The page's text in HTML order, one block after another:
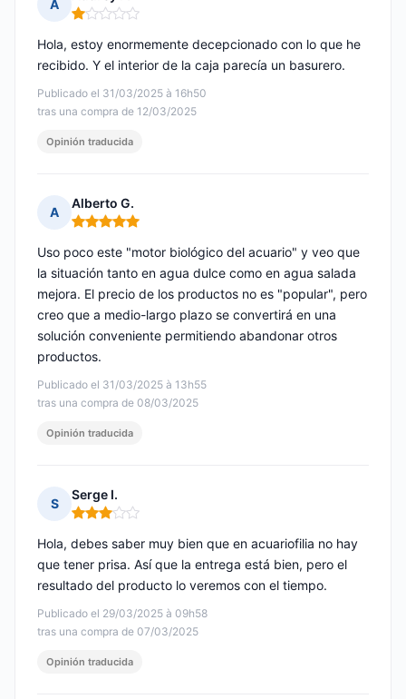
A
Nota: 1 de 5
Publicado el 31/03/2025 à 16h50
tras una compra de 12/03/2025
Hola, estoy enormemente decepcionado con lo que he
recibido. Y el interior de la caja parecía un basurero.
Opinión traducida
A
Alberto G.
Nota: 5 de 5
Publicado el 31/03/2025 à 13h55
tras una compra de 08/03/2025
Uso poco este "motor biológico del acuario" y veo que
la situación tanto en agua dulce como en agua salada
mejora. El precio de los productos no es "popular", pero
creo que a medio-largo plazo se convertirá en una
solución conveniente permitiendo abandonar otros
productos.
Opinión traducida
S
Serge I.
Nota: 3 de 5
Publicado el 29/03/2025 à 09h58
tras una compra de 07/03/2025
Hola, debes saber muy bien que en acuariofilia no hay
que tener prisa. Así que la entrega está bien, pero el
resultado del producto lo veremos con el tiempo.
Opinión traducida